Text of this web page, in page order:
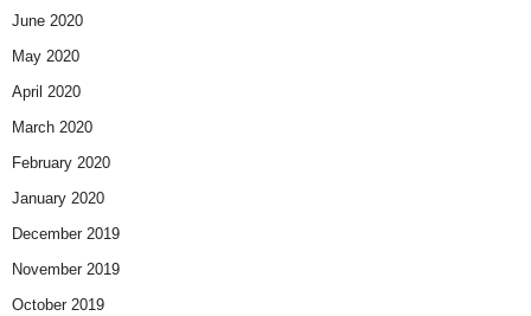
June 2020
May 2020
April 2020
March 2020
February 2020
January 2020
December 2019
November 2019
October 2019